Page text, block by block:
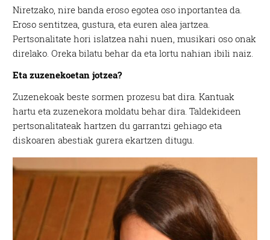
Niretzako, nire banda eroso egotea oso inportantea da.
Eroso sentitzea, gustura, eta euren alea jartzea.
Pertsonalitate hori islatzea nahi nuen, musikari oso onak
direlako. Oreka bilatu behar da eta lortu nahian ibili naiz.
Eta zuzenekoetan jotzea?
Zuzenekoak beste sormen prozesu bat dira. Kantuak
hartu eta zuzenekora moldatu behar dira. Taldekideen
pertsonalitateak hartzen du garrantzi gehiago eta
diskoaren abestiak gurera ekartzen ditugu.